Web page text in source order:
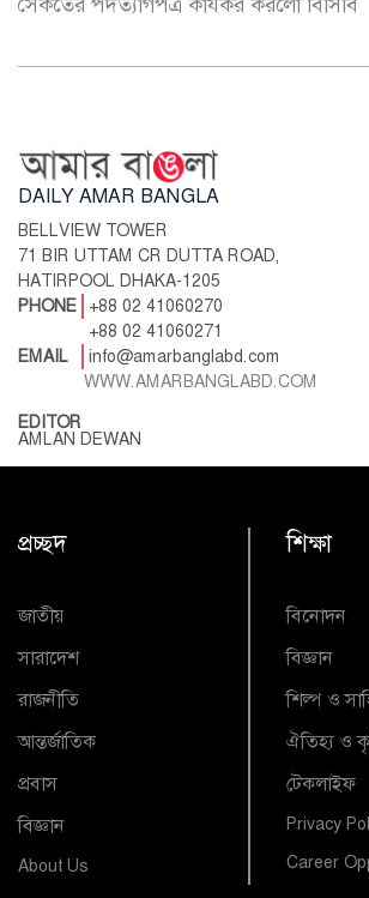
DAILY AMAR BANGLA
BELLVIEW TOWER
71 BIR UTTAM CR DUTTA ROAD,
HATIRPOOL DHAKA-1205
PHONE
+88 02 41060270
+88 02 41060271
EMAIL
info@amarbanglabd.com
WWW.AMARBANGLABD.COM
EDITOR
AMLAN DEWAN
প্রচ্ছদ
জাতীয়
সারাদেশ
রাজনীতি
আন্তর্জাতিক
প্রবাস
বিজ্ঞান
About Us
শিক্ষা
বিনোদন
বিজ্ঞান
শিল্প ও
ঐতিহ্য ও
টেকলাইফ
Privacy
Career